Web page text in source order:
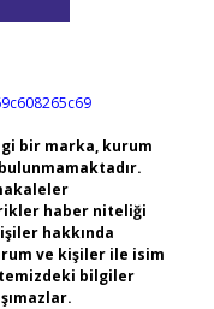
bir marka, kurum
haber niteliği
hakkında
ve kişiler ile isim
bilgiler